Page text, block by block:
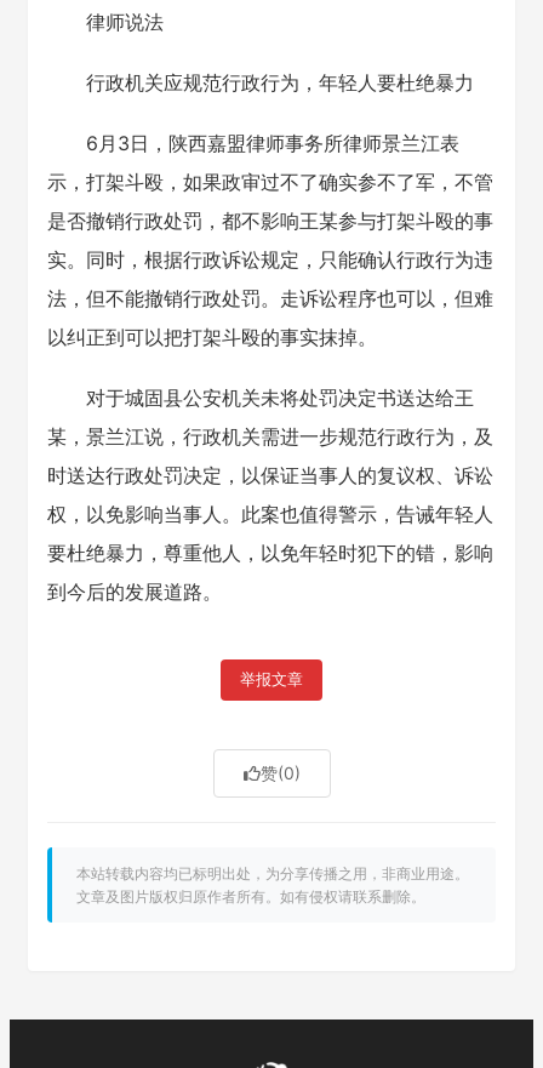
律师说法
行政机关应规范行政行为，年轻人要杜绝暴力
6月3日，陕西嘉盟律师事务所律师景兰江表
示，打架斗殴，如果政审过不了确实参不了军，不管
是否撤销行政处罚，都不影响王某参与打架斗殴的事
实。同时，根据行政诉讼规定，只能确认行政行为违
法，但不能撤销行政处罚。走诉讼程序也可以，但难
以纠正到可以把打架斗殴的事实抹掉。
对于城固县公安机关未将处罚决定书送达给王
某，景兰江说，行政机关需进一步规范行政行为，及
时送达行政处罚决定，以保证当事人的复议权、诉讼
权，以免影响当事人。此案也值得警示，告诫年轻人
要杜绝暴力，尊重他人，以免年轻时犯下的错，影响
到今后的发展道路。
举报文章
赞(0)
本站转载内容均已标明出处，为分享传播之用，非商业用途。
文章及图片版权归原作者所有。如有侵权请联系删除。